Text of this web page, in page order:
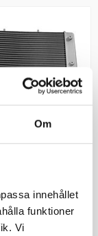
Om
innehållet
funktioner
Vi
(inkl. mva)
TIL I